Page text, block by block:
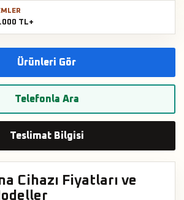
TL+
Ürünleri Gör
Telefonla Ara
Teslimat Bilgisi
Cihazı Fiyatları ve